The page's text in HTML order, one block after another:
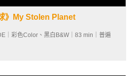
》My Stolen Planet
｜彩色Color、黑白B&W｜83 min｜普遍